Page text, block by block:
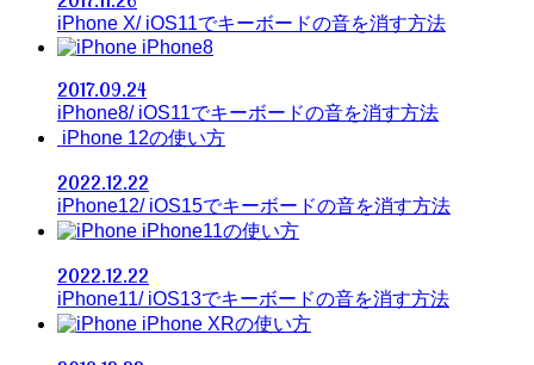
iPhone X/ iOS11でキーボードの音を消す方法
iPhone8
2017.09.24
iPhone8/ iOS11でキーボードの音を消す方法
iPhone 12の使い方
2022.12.22
iPhone12/ iOS15でキーボードの音を消す方法
iPhone11の使い方
2022.12.22
iPhone11/ iOS13でキーボードの音を消す方法
iPhone XRの使い方